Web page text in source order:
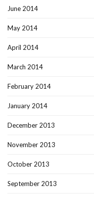
June 2014
May 2014
April 2014
March 2014
February 2014
January 2014
December 2013
November 2013
October 2013
September 2013